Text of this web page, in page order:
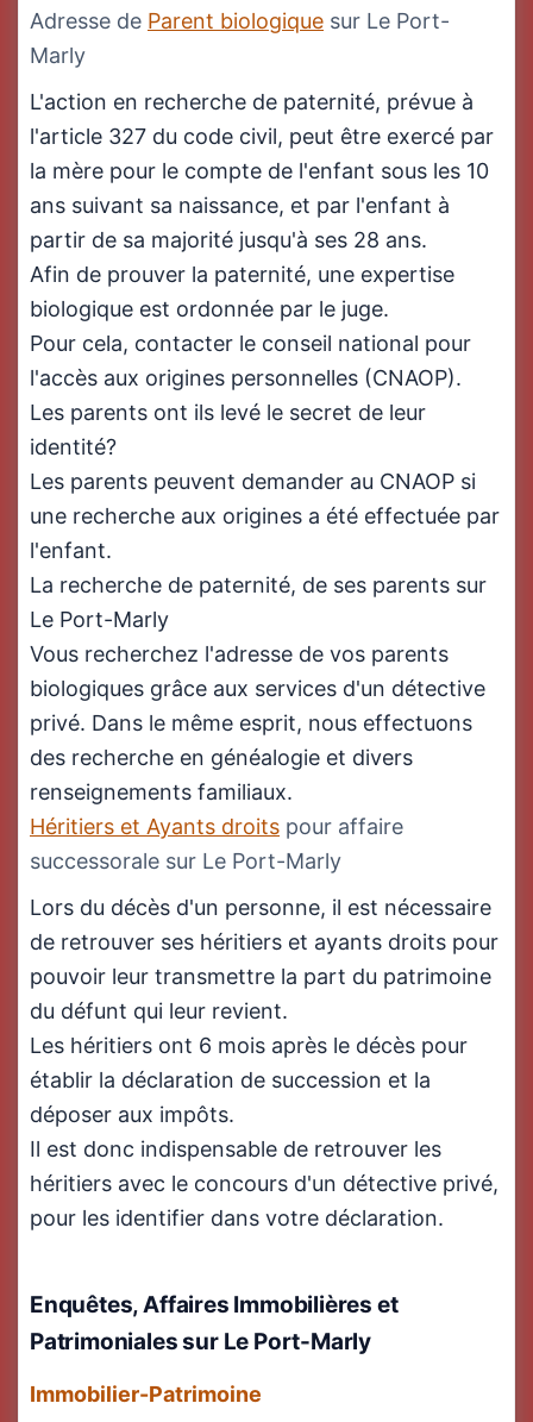
Adresse de Parent biologique sur Le Port-
Marly
L'action en recherche de paternité, prévue à
l'article 327 du code civil, peut être exercé par
la mère pour le compte de l'enfant sous les 10
ans suivant sa naissance, et par l'enfant à
partir de sa majorité jusqu'à ses 28 ans.
Afin de prouver la paternité, une expertise
biologique est ordonnée par le juge.
Pour cela, contacter le conseil national pour
l'accès aux origines personnelles (CNAOP).
Les parents ont ils levé le secret de leur
identité?
Les parents peuvent demander au CNAOP si
une recherche aux origines a été effectuée par
l'enfant.
La recherche de paternité, de ses parents sur
Le Port-Marly
Vous recherchez l'adresse de vos parents
biologiques grâce aux services d'un détective
privé. Dans le même esprit, nous effectuons
des recherche en généalogie et divers
renseignements familiaux.
Héritiers et Ayants droits pour affaire
successorale sur Le Port-Marly
Lors du décès d'un personne, il est nécessaire
de retrouver ses héritiers et ayants droits pour
pouvoir leur transmettre la part du patrimoine
du défunt qui leur revient.
Les héritiers ont 6 mois après le décès pour
établir la déclaration de succession et la
déposer aux impôts.
Il est donc indispensable de retrouver les
héritiers avec le concours d'un détective privé,
pour les identifier dans votre déclaration.
Enquêtes, Affaires Immobilières et
Patrimoniales sur Le Port-Marly
Immobilier-Patrimoine